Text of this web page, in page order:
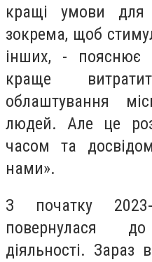
кращі умови для
зокрема, щоб
інших, - пояснює
краще
облаштування
людей. Але це
часом та
нами».
З початку
повернулася
діяльності.